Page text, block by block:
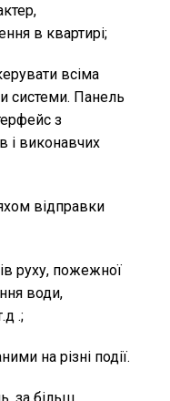
в квартирі;
всіма
системи. Панель
з
і виконавчих
відправки
руху, пожежної
води,
.;
на різні події.